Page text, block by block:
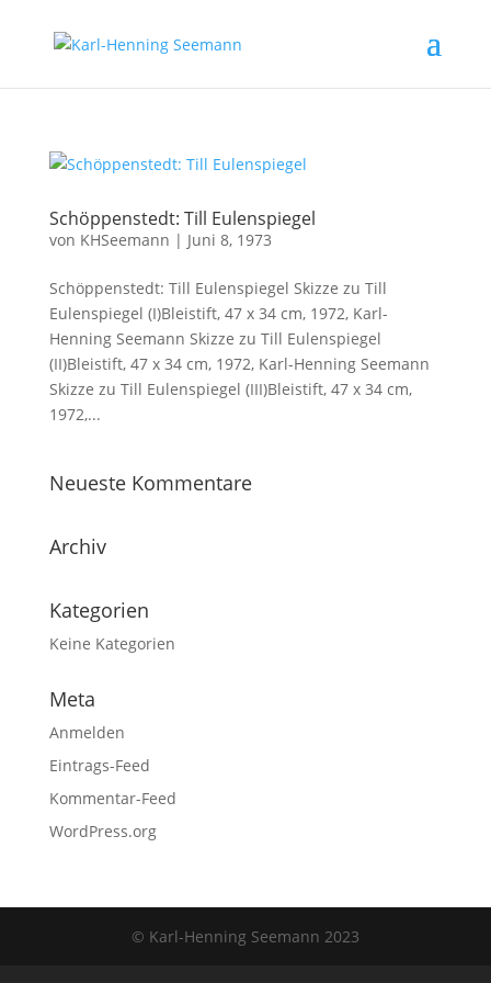
Schöppenstedt: Till Eulenspiegel
von KHSeemann | Juni 8, 1973
Schöppenstedt: Till Eulenspiegel Skizze zu Till
Eulenspiegel (I)Bleistift, 47 x 34 cm, 1972, Karl-
Henning Seemann Skizze zu Till Eulenspiegel
(II)Bleistift, 47 x 34 cm, 1972, Karl-Henning Seemann
Skizze zu Till Eulenspiegel (III)Bleistift, 47 x 34 cm,
1972,...
Neueste Kommentare
Archiv
Kategorien
Keine Kategorien
Meta
Anmelden
Eintrags-Feed
Kommentar-Feed
WordPress.org
© Karl-Henning Seemann 2023